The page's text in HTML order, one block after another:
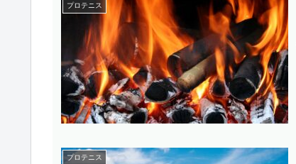
プロテニス
プロテニス